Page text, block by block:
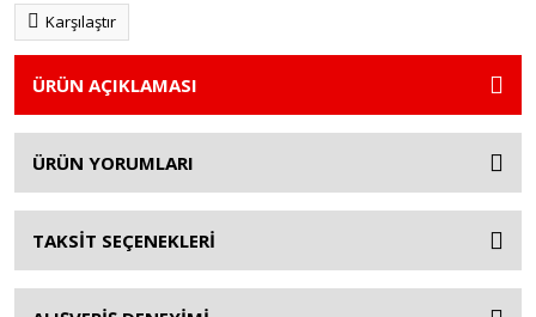
Karşılaştır
ÜRÜN AÇIKLAMASI
ÜRÜN YORUMLARI
TAKSİT SEÇENEKLERİ